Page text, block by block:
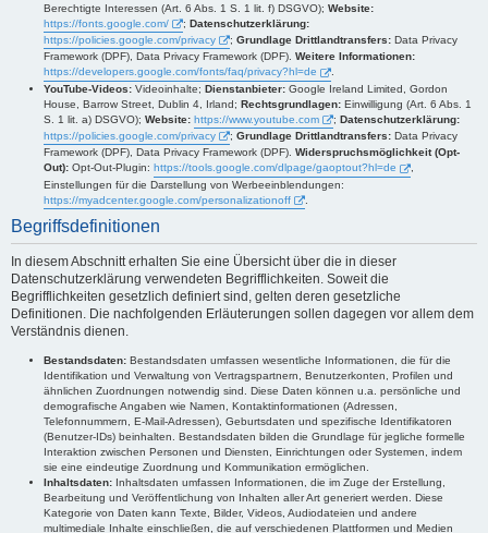
Berechtigte Interessen (Art. 6 Abs. 1 S. 1 lit. f) DSGVO); Website:
https://fonts.google.com/
; Datenschutzerklärung:
https://policies.google.com/privacy
; Grundlage Drittlandtransfers: Data Privacy
Framework (DPF), Data Privacy Framework (DPF). Weitere Informationen:
https://developers.google.com/fonts/faq/privacy?hl=de
.
YouTube-Videos: Videoinhalte; Dienstanbieter: Google Ireland Limited, Gordon
House, Barrow Street, Dublin 4, Irland; Rechtsgrundlagen: Einwilligung (Art. 6 Abs. 1
S. 1 lit. a) DSGVO); Website: https://www.youtube.com ; Datenschutzerklärung:
https://policies.google.com/privacy
; Grundlage Drittlandtransfers: Data Privacy
Framework (DPF), Data Privacy Framework (DPF). Widerspruchsmöglichkeit (Opt-
Out): Opt-Out-Plugin: https://tools.google.com/dlpage/gaoptout?hl=de
,
Einstellungen für die Darstellung von Werbeeinblendungen:
https://myadcenter.google.com/personalizationoff
Begriffsdefinitionen
In diesem Abschnitt erhalten Sie eine Übersicht über die in dieser
Datenschutzerklärung verwendeten Begrifflichkeiten. Soweit die
Begrifflichkeiten gesetzlich definiert sind, gelten deren gesetzliche
Definitionen. Die nachfolgenden Erläuterungen sollen dagegen vor allem dem
Verständnis dienen.
Bestandsdaten: Bestandsdaten umfassen wesentliche Informationen, die für die
Identifikation und Verwaltung von Vertragspartnern, Benutzerkonten, Profilen und
ähnlichen Zuordnungen notwendig sind. Diese Daten können u.a. persönliche und
demografische Angaben wie Namen, Kontaktinformationen (Adressen,
Telefonnummern, E-Mail-Adressen), Geburtsdaten und spezifische Identifikatoren
(Benutzer-IDs) beinhalten. Bestandsdaten bilden die Grundlage für jegliche formelle
Interaktion zwischen Personen und Diensten, Einrichtungen oder Systemen, indem
sie eine eindeutige Zuordnung und Kommunikation ermöglichen.
Inhaltsdaten: Inhaltsdaten umfassen Informationen, die im Zuge der Erstellung,
Bearbeitung und Veröffentlichung von Inhalten aller Art generiert werden. Diese
Kategorie von Daten kann Texte, Bilder, Videos, Audiodateien und andere
multimediale Inhalte einschließen, die auf verschiedenen Plattformen und Medien